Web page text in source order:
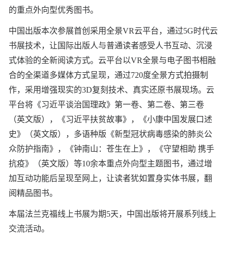
的重点外向型优秀图书。
中国出版本次参展首创采用全景VR云平台，通过5G时代云
书展技术，让国际出版人与普通读者感受人书互动、沉浸
式体验的全新阅读方式。云平台以VR全景与电子图书相融
合的全渠道多媒体方式呈现，通过720度全景方式拍摄制
作，采用增强现实的3D复刻技术、真实还原书展现场。云
平台将《习近平谈治国理政》第一卷、第二卷、第三卷
（英文版），《习近平扶贫故事》，《小康中国发展口述
史》（英文版），多语种版《新型冠状病毒感染的肺炎公
众防护指南》，《钟南山：苍生在上》，《守望相助 携手
抗疫》（英文版）等10余本重点外向型主题图书，通过增
加互动功能后呈现至网上，让读者犹如置身实体书展，翻
阅精品图书。
本届法兰克福线上书展为期5天，中国出版将开展系列线上
交流活动。